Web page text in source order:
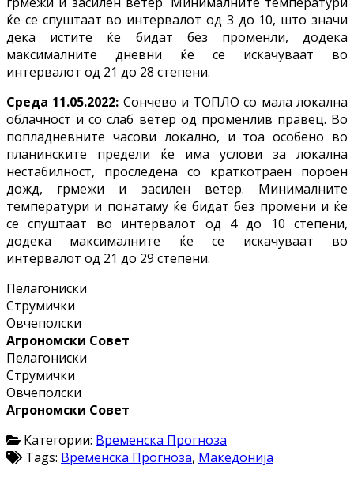
ќе се спуштаат во интервалот од 3 до 10, што значи
дека истите ќе бидат без променли, додека
максималните дневни ќе се искачуваат во
интервалот од 21 до 28 степени.
Среда 11.05.2022: Сончево и ТОПЛО со мала локална
облачност и со слаб ветер од променлив правец. Во
попладневните часови локално, и тоа особено во
планинските предели ќе има услови за локална
нестабилност, проследена со краткотраен пороен
дожд, грмежи и засилен ветер. Минималните
температури и понатаму ќе бидат без промени и ќе
се спуштаат во интервалот од 4 до 10 степени,
додека максималните ќе се искачуваат во
интервалот од 21 до 29 степени.
Пелагониски
Струмички
Овчеполски
Агрономски Совет
Пелагониски
Струмички
Овчеполски
Агрономски Совет
Категории: Временска Прогноза
Tags: Временска Прогноза, Македонија